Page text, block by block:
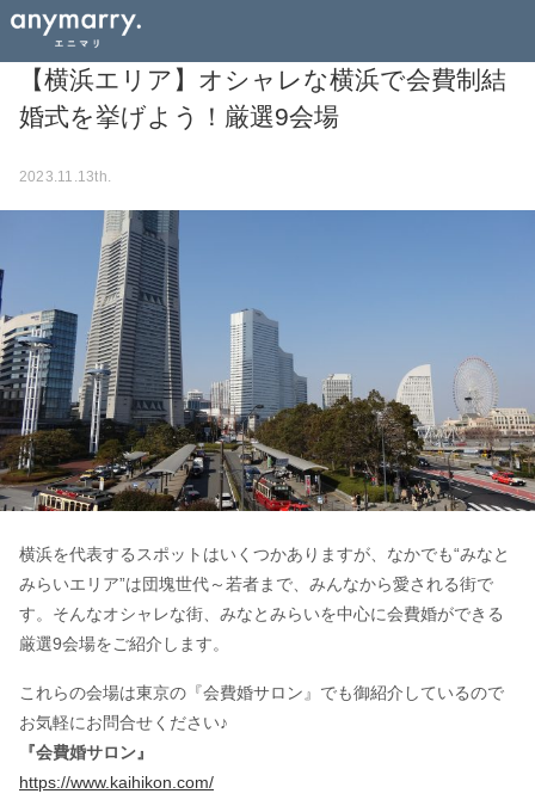
【横浜エリア】オシャレな横浜で会費制結
婚式を挙げよう！厳選9会場
2023.11.13th.
横浜を代表するスポットはいくつかありますが、なかでも“みなと
みらいエリア”は団塊世代～若者まで、みんなから愛される街で
す。そんなオシャレな街、みなとみらいを中心に会費婚ができる
厳選9会場をご紹介します。
これらの会場は東京の『会費婚サロン』でも御紹介しているので
お気軽にお問合せください♪
『会費婚サロン』
https://www.kaihikon.com/